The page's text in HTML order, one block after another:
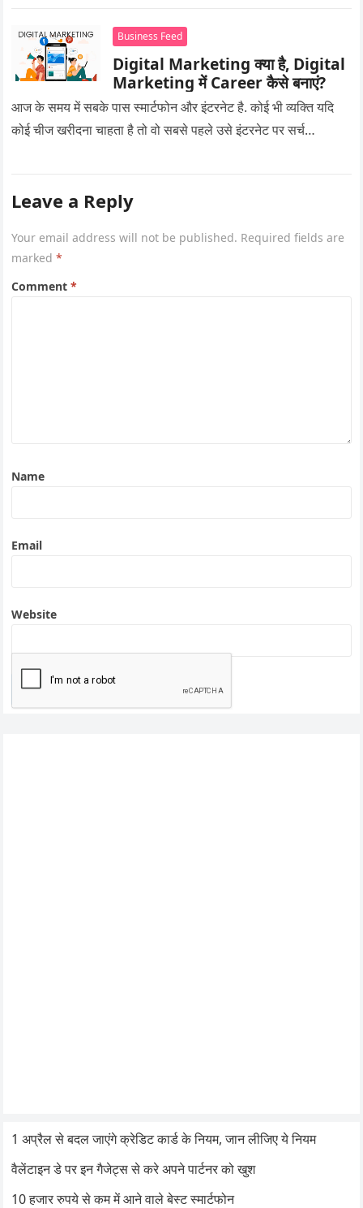
Business Feed
Digital Marketing क्या है, Digital
Marketing में Career कैसे बनाएं?
आज के समय में सबके पास स्मार्टफोन और इंटरनेट है. कोई भी व्यक्ति यदि
कोई चीज खरीदना चाहता है तो वो सबसे पहले उसे इंटरनेट पर सर्च…
Leave a Reply
Your email address will not be published. Required fields are
marked*
Comment*
Name
Email
Website
1 अप्रैल से बदल जाएंगे क्रेडिट कार्ड के नियम, जान लीजिए ये नियम
वैलेंटाइन डे पर इन गैजेट्स से करे अपने पार्टनर को खुश
10 हजार रुपये से कम में आने वाले बेस्ट स्मार्टफोन